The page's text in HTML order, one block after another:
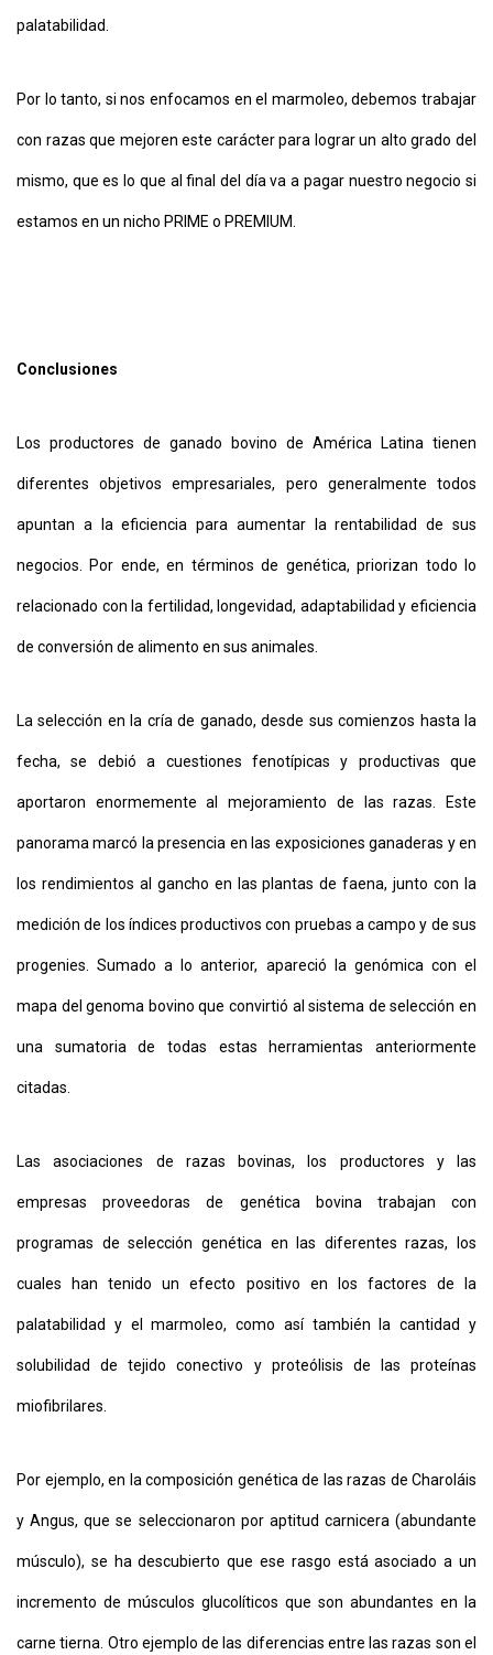
palatabilidad.
Por lo tanto, si nos enfocamos en el marmoleo, debemos trabajar
con razas que mejoren este carácter para lograr un alto grado del
mismo, que es lo que al final del día va a pagar nuestro negocio si
estamos en un nicho PRIME o PREMIUM.
Conclusiones
Los productores de ganado bovino de América Latina tienen
diferentes objetivos empresariales, pero generalmente todos
apuntan a la eficiencia para aumentar la rentabilidad de sus
negocios. Por ende, en términos de genética, priorizan todo lo
relacionado con la fertilidad, longevidad, adaptabilidad y eficiencia
de conversión de alimento en sus animales.
La selección en la cría de ganado, desde sus comienzos hasta la
fecha, se debió a cuestiones fenotípicas y productivas que
aportaron enormemente al mejoramiento de las razas. Este
panorama marcó la presencia en las exposiciones ganaderas y en
los rendimientos al gancho en las plantas de faena, junto con la
medición de los índices productivos con pruebas a campo y de sus
progenies. Sumado a lo anterior, apareció la genómica con el
mapa del genoma bovino que convirtió al sistema de selección en
una sumatoria de todas estas herramientas anteriormente
citadas.
Las asociaciones de razas bovinas, los productores y las
empresas proveedoras de genética bovina trabajan con
programas de selección genética en las diferentes razas, los
cuales han tenido un efecto positivo en los factores de la
palatabilidad y el marmoleo, como así también la cantidad y
solubilidad de tejido conectivo y proteólisis de las proteínas
miofibrilares.
Por ejemplo, en la composición genética de las razas de Charoláis
y Angus, que se seleccionaron por aptitud carnicera (abundante
músculo), se ha descubierto que ese rasgo está asociado a un
incremento de músculos glucolíticos que son abundantes en la
carne tierna. Otro ejemplo de las diferencias entre las razas son el